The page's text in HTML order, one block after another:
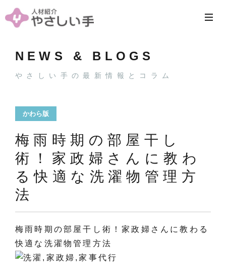
NEWS & BLOGS
やさしい手の最新情報とコラム
かわら版
梅雨時期の部屋干し
術！家政婦さんに教わ
る快適な洗濯物管理方
法
梅雨時期の部屋干し術！家政婦さんに教わる
快適な洗濯物管理方法